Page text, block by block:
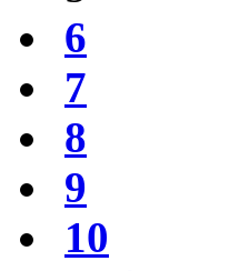
6
7
8
9
10